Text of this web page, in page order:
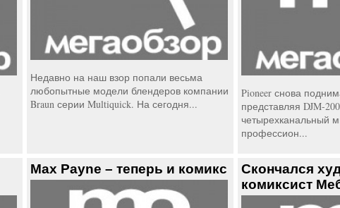
Недавно на наш взор попали весьма
любопытные модели блендеров компании
Braun серии Multiquick. На сегодня...
Pioneer снова
представляя DJM-
четырехканальный
профессион...
Max Payne – теперь и комикс
Скончался
комиксист